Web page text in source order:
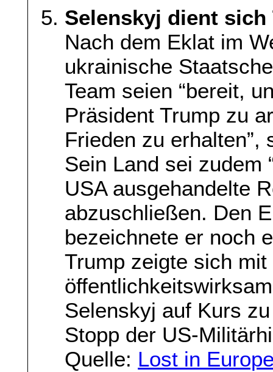
Selenskyj dient
Nach dem Eklat im
ukrainische
Team seien “bereit,
Präsident Trump zu
Frieden zu erhalten”,
Sein Land sei zudem
USA ausgehandelte
abzuschließen. Den
bezeichnete er noch
Trump zeigte sich mit
Selenskyj auf Kurs
Stopp der US-
Quelle: Lost in